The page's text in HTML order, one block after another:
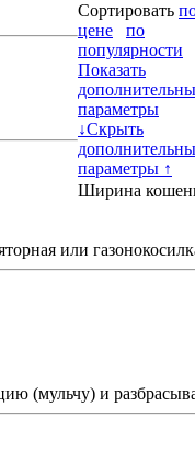
или
Сортировать
цене
по
популярности
Показать
параметры
↓Скрыть
параметры ↑
Ширина
(мульчу) и